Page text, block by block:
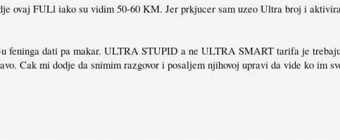
ovaj FULl iako su vidim 50-60 KM. Jer prkjucer sam uzeo Ultra broj i
feninga dati pa makar. ULTRA STUPID a ne ULTRA SMART tarifa je
Cak mi dodje da snimim razgovor i posaljem njihovoj upravi da vide ko im